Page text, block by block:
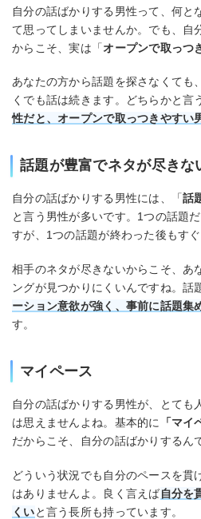
自分の話ばかりする男性って、何と
て思ってしまいませんか。でも、自
からこそ、実は「オープンで取っつ
あなたの方から話題を探さなくても
くでも話は続きます。どちらかと言
性だと、オープンで取っつきやすい
話題が豊富でネタが尽きな
自分の話ばかりする男性には、「話
と言う男性が多いです。1つの話題
すが、1つの話題が終わった後もす
相手のネタが尽きないからこそ、あ
ングが見つかりにくいんですね。話
ーション意欲が強く、事前に話題集
す。
マイペース
自分の話ばかりする男性が、とても
は思えませんよね。基本的に
「マ
だからこそ、自分の話ばかりするん
どういう状況でも自分のペースを貫
はありませんよ。良く言えば自分を
くいと言う長所も持っています。